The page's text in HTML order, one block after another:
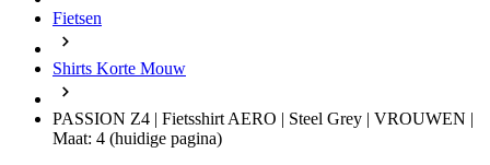
Fietsen
Shirts Korte Mouw
PASSION Z4 | Fietsshirt AERO | Steel Grey | VROUWEN |
Maat: 4 (huidige pagina)